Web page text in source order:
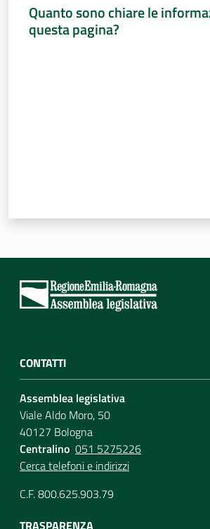
Assemblea
Attività
Argomenti
Per i cittadini
Quanto sono chiare le
questa pagina?
CONTATTI
Assemblea legislativa
Viale Aldo Moro, 50
40127 Bologna
Centralino 051 5275226
Cerca telefoni e indirizzi
C.F. 800.625.903.79